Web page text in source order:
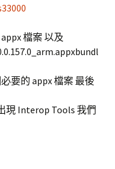
檔案 以及
要的 appx 檔案 最後
現 Interop Tools 我們